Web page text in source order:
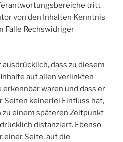
tritt
von den Inhalten Kenntnis
Falle Rechswidriger
dass zu diesem
auf allen verlinkten
waren und dass er
Seiten keinerlei Einfluss hat,
zu einem späteren Zeitpunkt
distanziert. Ebenso
einer Seite, auf die